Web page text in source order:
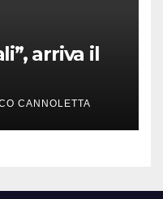
arriva il
CANNOLETTA